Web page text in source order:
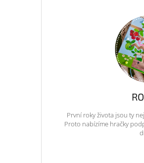
První roky života jsou ty
Proto nabízíme hračky